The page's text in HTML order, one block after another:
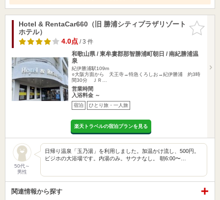
お気に入
りに追加
Hotel & RentaCar660（旧 勝浦シティプラザリゾート
ホテル）
4.0点/ 3 件
和歌山県 / 東牟婁郡那智勝浦町朝日 / 南紀勝浦温
泉
紀伊勝浦駅109m
○大阪方面から 天王寺→特急くろしお→紀伊勝浦 約3時
間30分 ＪＲ…
営業時間
入浴料金 ～
宿泊 ひとり旅・一人旅
楽天トラベルの宿泊プランを見る
50代～
男性
日帰り温泉「玉乃湯」を利用しました。加温かけ流し、500円。
ビジホの大浴場です。内湯のみ。サウナなし。 朝6:00〜…
関連情報から探す